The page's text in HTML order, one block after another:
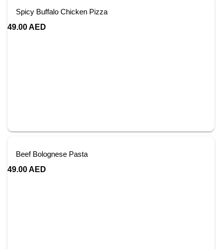
Spicy Buffalo Chicken Pizza
49.00AED
Beef Bolognese Pasta
49.00AED